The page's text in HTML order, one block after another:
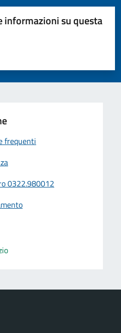
informazioni su questa
su 5
5
frequenti
0322.980012